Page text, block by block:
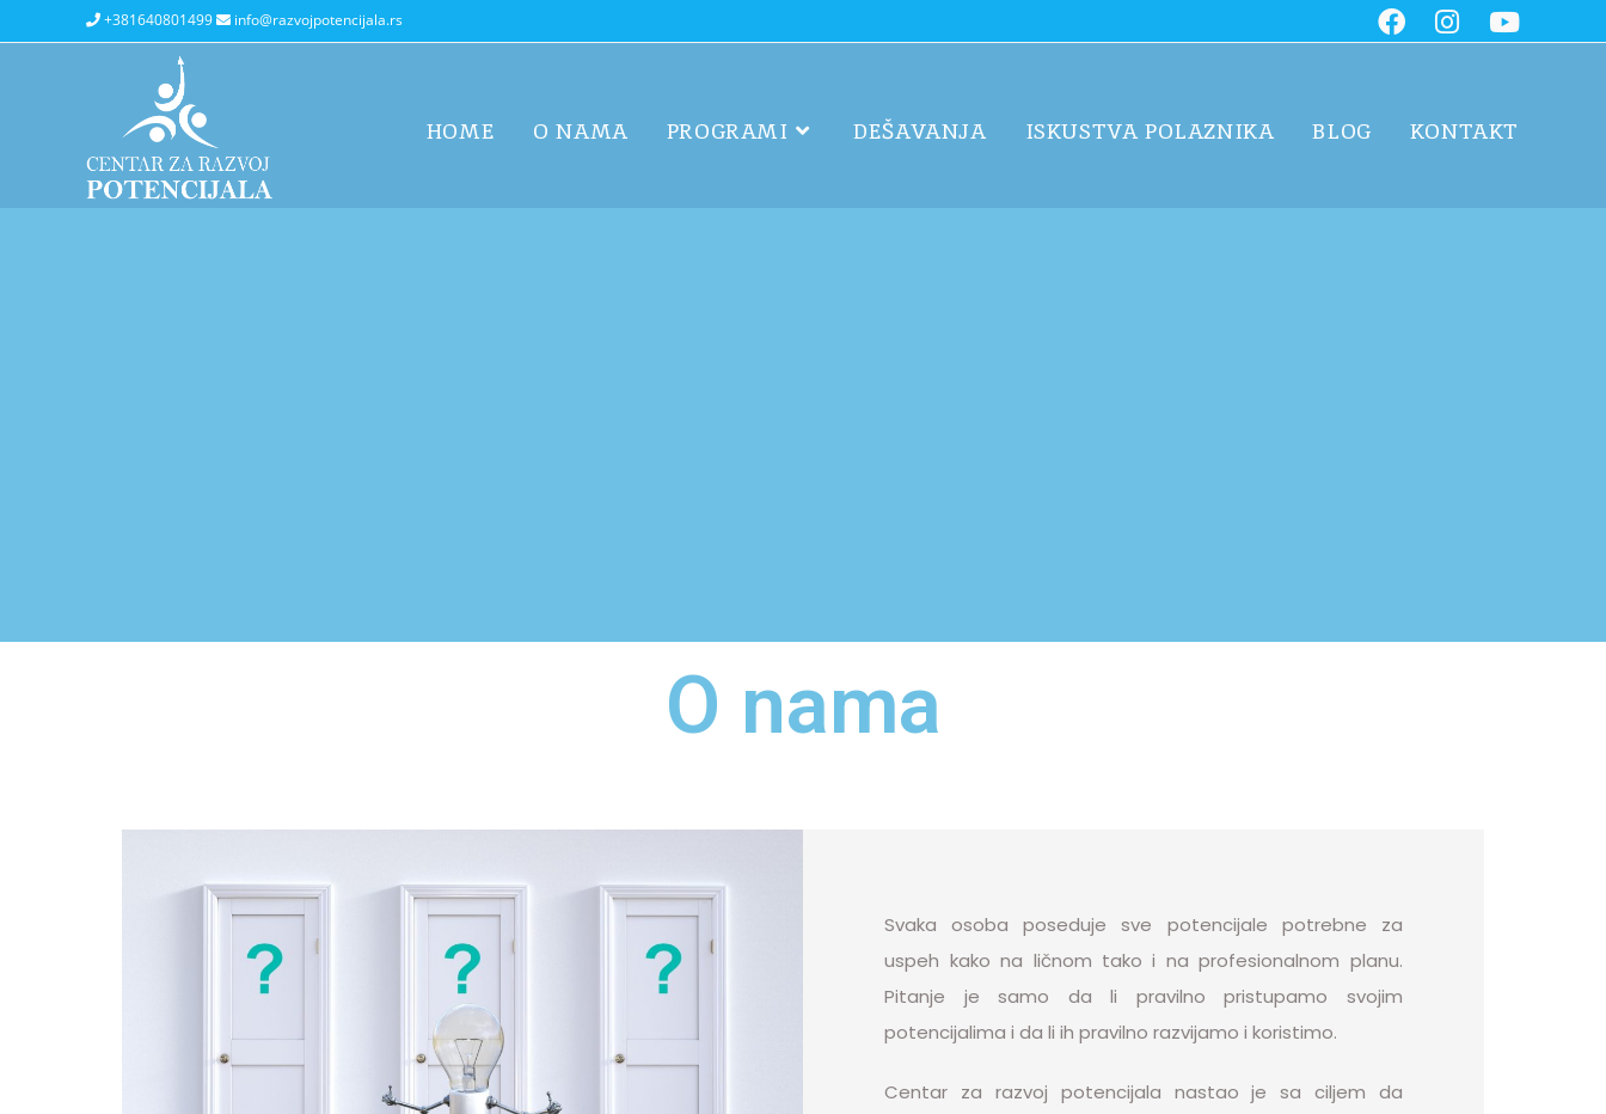
+381640801499 info@razvojpotencijala.rs
HOME O NAMA PROGRAMI DEŠAVANJA ISKUSTVA POLAZNIKA BLOG KONTAKT
O nama
Svaka osoba poseduje sve potencijale potrebne za
uspeh kako na ličnom tako i na profesionalnom planu.
Pitanje je samo da li pravilno pristupamo svojim
potencijalima i da li ih pravilno razvijamo i koristimo.
Centar za razvoj potencijala nastao je sa ciljem da